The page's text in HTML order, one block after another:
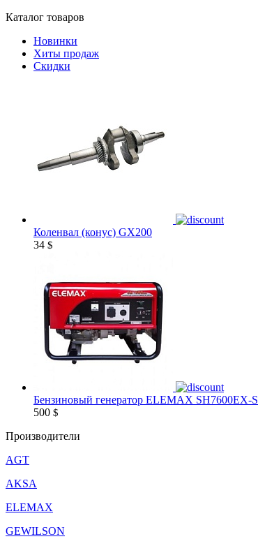
Каталог товаров
Новинки
Хиты продаж
Скидки
Коленвал (конус) GX200
34 $
Бензиновый генератор ELEMAX SH7600EX-S
500 $
Производители
AGT
AKSA
ELEMAX
GEWILSON